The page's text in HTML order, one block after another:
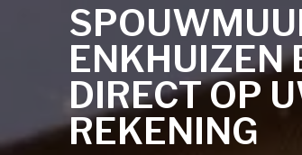
ENKHUIZEN
DIRECT OP
REKENING